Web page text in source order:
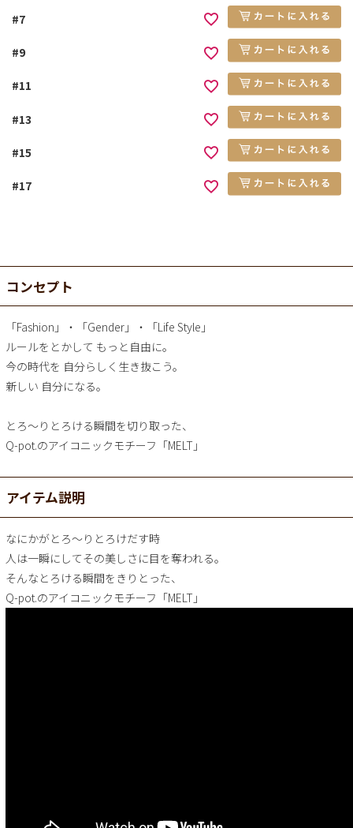
#7
#9
#11
#13
#15
#17
コンセプト
「Fashion」・「Gender」・「Life Style」
ルールをとかして もっと自由に。
今の時代を 自分らしく生き抜こう。
新しい 自分になる。
とろ～りとろける瞬間を切り取った、
Q-pot.のアイコニックモチーフ「MELT」
アイテム説明
なにかがとろ～りとろけだす時
人は一瞬にしてその美しさに目を奪われる。
そんなとろける瞬間をきりとった、
Q-pot.のアイコニックモチーフ「MELT」